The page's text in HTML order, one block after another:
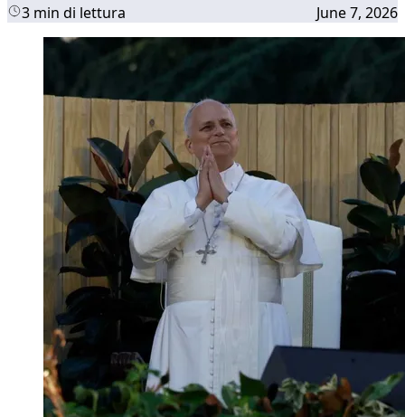
3 min di lettura June 7, 2026